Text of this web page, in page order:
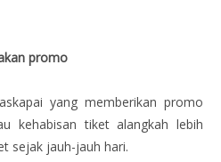
promo
yang memberikan promo
kehabisan tiket alangkah lebih
sejak jauh-jauh hari.